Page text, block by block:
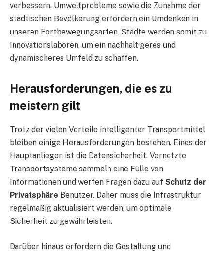
verbessern. Umweltprobleme sowie die Zunahme der
städtischen Bevölkerung erfordern ein Umdenken in
unseren Fortbewegungsarten. Städte werden somit zu
Innovationslaboren, um ein nachhaltigeres und
dynamischeres Umfeld zu schaffen.
Herausforderungen, die es zu
meistern gilt
Trotz der vielen Vorteile intelligenter Transportmittel
bleiben einige Herausforderungen bestehen. Eines der
Hauptanliegen ist die Datensicherheit. Vernetzte
Transportsysteme sammeln eine Fülle von
Informationen und werfen Fragen dazu auf Schutz der
Privatsphäre Benutzer. Daher muss die Infrastruktur
regelmäßig aktualisiert werden, um optimale
Sicherheit zu gewährleisten.
Darüber hinaus erfordern die Gestaltung und